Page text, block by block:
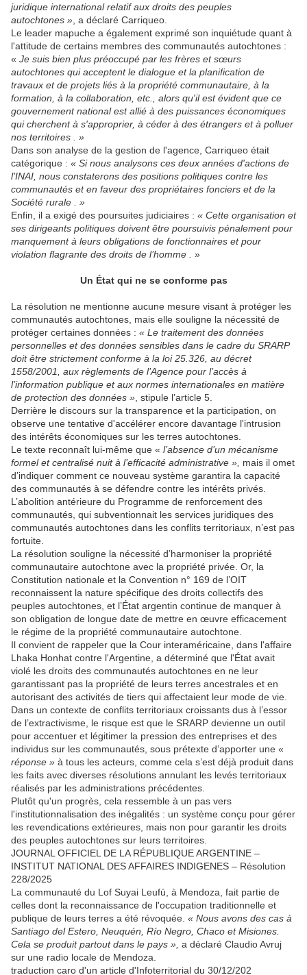
juridique international relatif aux droits des peuples
autochtones » , a déclaré Carriqueo.
Le leader mapuche a également exprimé son inquiétude quant à
l'attitude de certains membres des communautés autochtones :
« Je suis bien plus préoccupé par les frères et sœurs
autochtones qui acceptent le dialogue et la planification de
travaux et de projets liés à la propriété communautaire, à la
formation, à la collaboration, etc., alors qu'il est évident que ce
gouvernement national est allié à des puissances économiques
qui cherchent à s'approprier, à céder à des étrangers et à polluer
nos territoires . »
Dans son analyse de la gestion de l'agence, Carriqueo était
catégorique : « Si nous analysons ces deux années d'actions de
l'INAI, nous constaterons des positions politiques contre les
communautés et en faveur des propriétaires fonciers et de la
Société rurale . »
Enfin, il a exigé des poursuites judiciaires : « Cette organisation et
ses dirigeants politiques doivent être poursuivis pénalement pour
manquement à leurs obligations de fonctionnaires et pour
violation flagrante des droits de l’homme . »
Un État qui ne se conforme pas
La résolution ne mentionne aucune mesure visant à protéger les
communautés autochtones, mais elle souligne la nécessité de
protéger certaines données : « Le traitement des données
personnelles et des données sensibles dans le cadre du SRARP
doit être strictement conforme à la loi 25.326, au décret
1558/2001, aux règlements de l’Agence pour l’accès à
l’information publique et aux normes internationales en matière
de protection des données » , stipule l’article 5.
Derrière le discours sur la transparence et la participation, on
observe une tentative d'accélérer encore davantage l'intrusion
des intérêts économiques sur les terres autochtones.
Le texte reconnaît lui-même que « l’absence d’un mécanisme
formel et centralisé nuit à l’efficacité administrative », mais il omet
d’indiquer comment ce nouveau système garantira la capacité
des communautés à se défendre contre les intérêts privés.
L’abolition antérieure du Programme de renforcement des
communautés, qui subventionnait les services juridiques des
communautés autochtones dans les conflits territoriaux, n’est pas
fortuite.
La résolution souligne la nécessité d’harmoniser la propriété
communautaire autochtone avec la propriété privée. Or, la
Constitution nationale et la Convention n° 169 de l’OIT
reconnaissent la nature spécifique des droits collectifs des
peuples autochtones, et l’État argentin continue de manquer à
son obligation de longue date de mettre en œuvre efficacement
le régime de la propriété communautaire autochtone.
Il convient de rappeler que la Cour interaméricaine, dans l'affaire
Lhaka Honhat contre l'Argentine, a déterminé que l'État avait
violé les droits des communautés autochtones en ne leur
garantissant pas la propriété de leurs terres ancestrales et en
autorisant des activités de tiers qui affectaient leur mode de vie.
Dans un contexte de conflits territoriaux croissants dus à l’essor
de l’extractivisme, le risque est que le SRARP devienne un outil
pour accentuer et légitimer la pression des entreprises et des
individus sur les communautés, sous prétexte d’apporter une «
réponse » à tous les acteurs, comme cela s’est déjà produit dans
les faits avec diverses résolutions annulant les levés territoriaux
réalisés par les administrations précédentes.
Plutôt qu'un progrès, cela ressemble à un pas vers
l'institutionnalisation des inégalités : un système conçu pour gérer
les revendications extérieures, mais non pour garantir les droits
des peuples autochtones sur leurs territoires.
JOURNAL OFFICIEL DE LA RÉPUBLIQUE ARGENTINE –
INSTITUT NATIONAL DES AFFAIRES INDIGENES – Résolution
228/2025
La communauté du Lof Suyai Leufú, à Mendoza, fait partie de
celles dont la reconnaissance de l'occupation traditionnelle et
publique de leurs terres a été révoquée. « Nous avons des cas à
Santiago del Estero, Neuquén, Río Negro, Chaco et Misiones.
Cela se produit partout dans le pays », a déclaré Claudio Avruj
sur une radio locale de Mendoza.
traduction caro d'un article d'Infoterritorial du 30/12/202